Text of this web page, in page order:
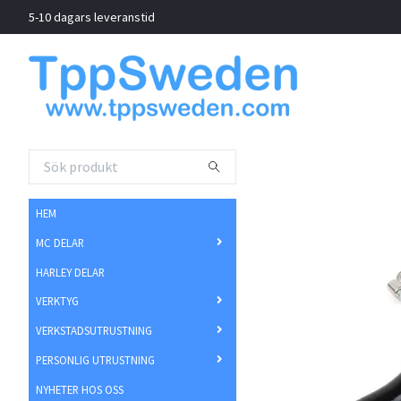
5-10 dagars leveranstid
HEM
MC DELAR
HARLEY DELAR
VERKTYG
VERKSTADSUTRUSTNING
PERSONLIG UTRUSTNING
NYHETER HOS OSS